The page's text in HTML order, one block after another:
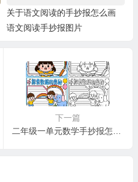
关于语文阅读的手抄报怎么画
语文阅读手抄报图片
下一篇